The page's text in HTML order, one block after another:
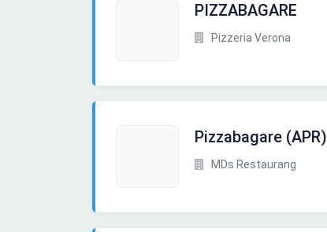
PIZZABAGARE
Pizzeria Verona
Pizzabagare (APR)
MDs Restaurang